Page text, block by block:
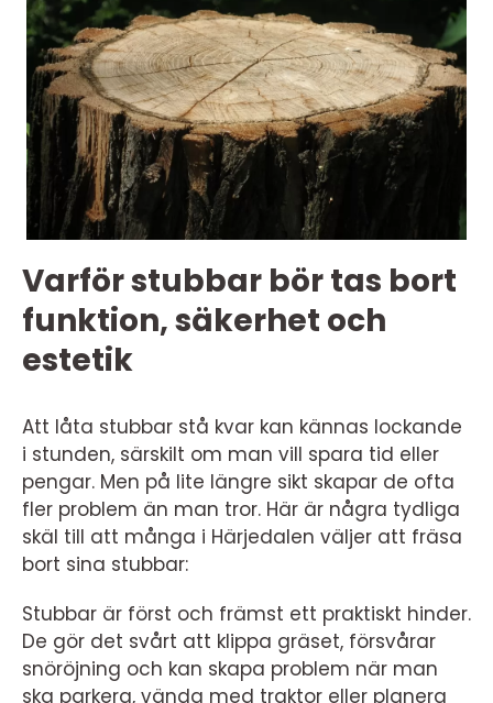
Varför stubbar bör tas bort
funktion, säkerhet och
estetik
Att låta stubbar stå kvar kan kännas lockande
i stunden, särskilt om man vill spara tid eller
pengar. Men på lite längre sikt skapar de ofta
fler problem än man tror. Här är några tydliga
skäl till att många i Härjedalen väljer att fräsa
bort sina stubbar:
Stubbar är först och främst ett praktiskt hinder.
De gör det svårt att klippa gräset, försvårar
snöröjning och kan skapa problem när man
ska parkera, vända med traktor eller planera